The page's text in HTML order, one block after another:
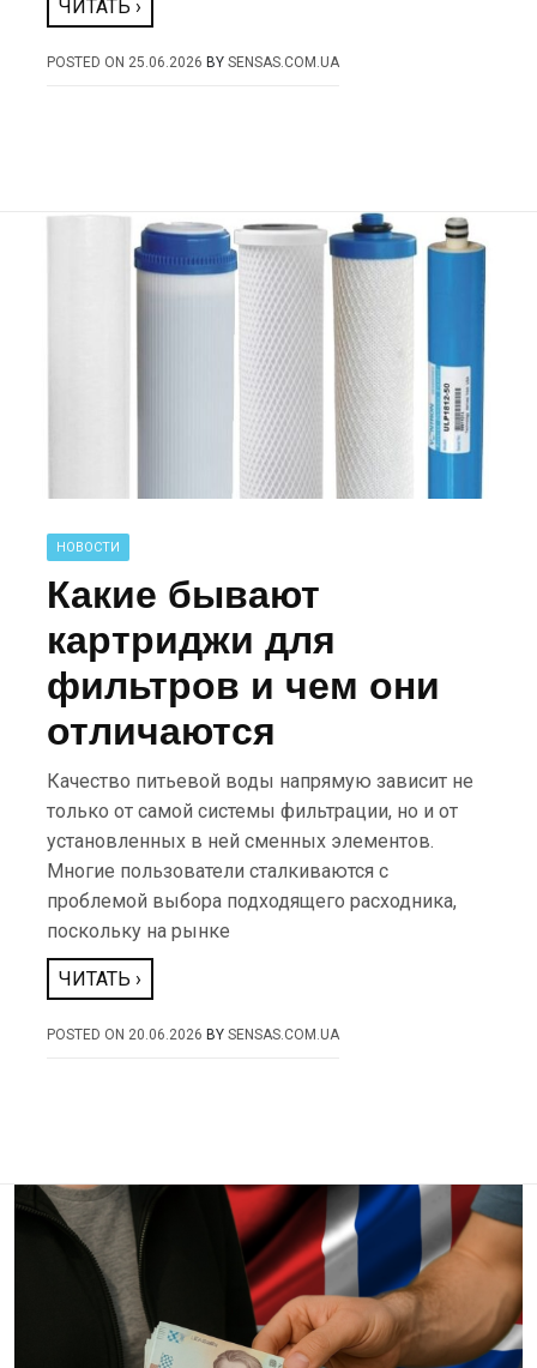
ЧИТАТЬ ›
POSTED ON 25.06.2026 BYSENSAS.COM.UA
НОВОСТИ
Какие бывают
картриджи для
фильтров и чем они
отличаются
Качество питьевой воды напрямую зависит не
только от самой системы фильтрации, но и от
установленных в ней сменных элементов.
Многие пользователи сталкиваются с
проблемой выбора подходящего расходника,
поскольку на рынке
ЧИТАТЬ ›
POSTED ON 20.06.2026 BYSENSAS.COM.UA